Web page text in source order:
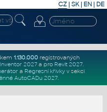
CZ | SK| EN | DE
1.130.000registrovaných
Inventor 2027a pro Revit 2027.
a Regresní křivkyv sekci
AutoCADu 2027.